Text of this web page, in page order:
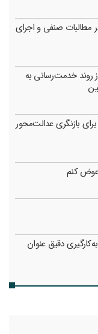
مطالبات صنفی و اجرای
روند خدمت‌رسانی به
بازنگری عدالت‌محور
عوض کنم
دقیق عنوان